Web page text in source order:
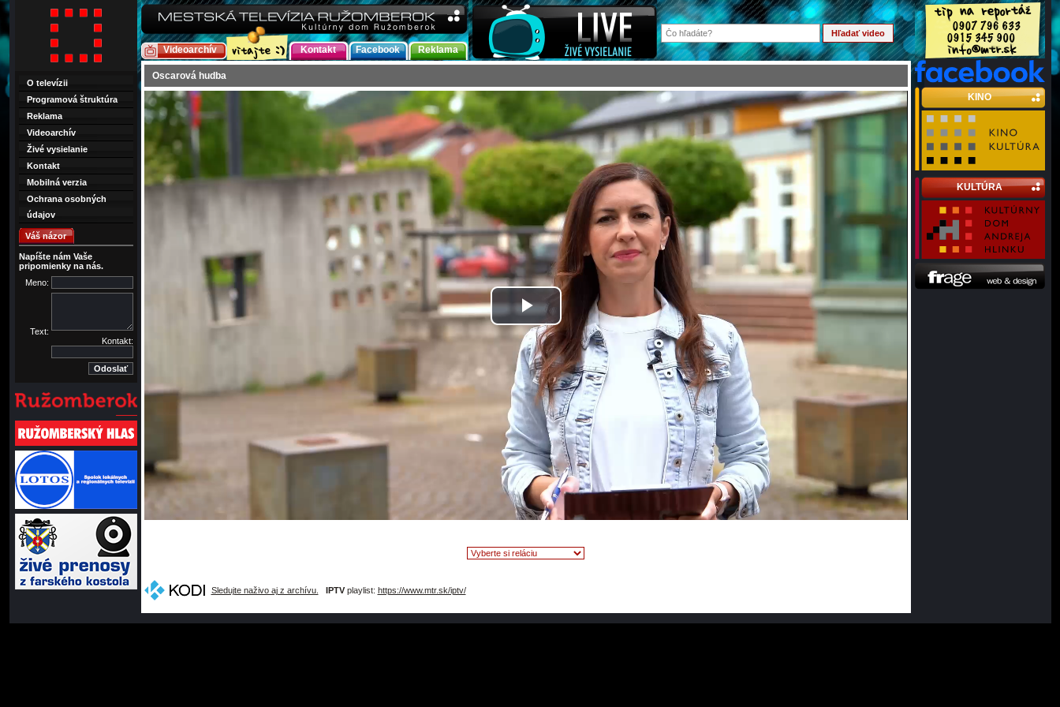
Videoarchív Kontakt Facebook Reklama
Oscarová hudba
Prehrať
video
Sledujte naživo aj z archívu. IPTVplaylist: https://www.mtr.sk/iptv/
O televízii
Programová štruktúra
Reklama
Videoarchív
Živé vysielanie
Kontakt
Mobilná verzia
Ochrana osobných
údajov
Váš názor
Napíšte nám Vaše
pripomienky na nás.
Meno:
Text:
Kontakt:
KINO
KULTÚRA